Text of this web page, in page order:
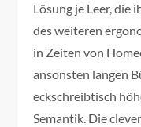
Lösung je Leer, die
des weiteren
in Zeiten von
ansonsten langen
eckschreibtisch
Semantik. Die